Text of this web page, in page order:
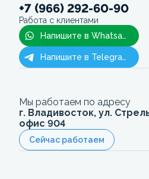
+7 (966) 292-60-90
Работа с клиентами
Напишите в Whatsapp
Напишите в Telegram
Мы работаем по адресу
г. Владивосток, ул.
офис 904
Сейчас работаем